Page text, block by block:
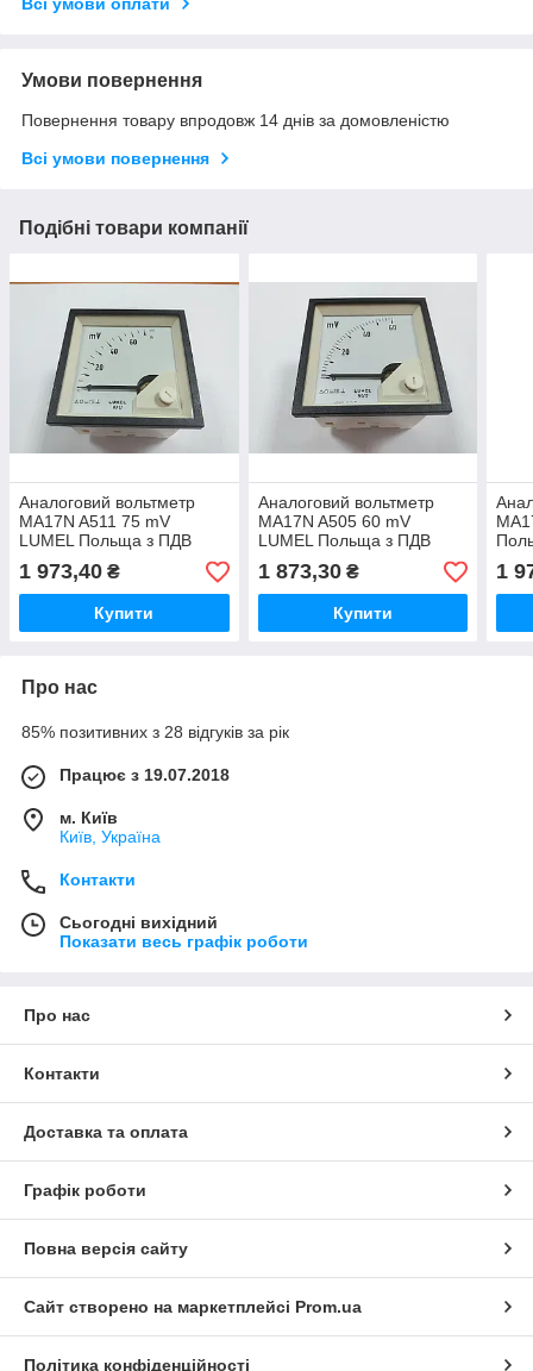
Умови повернення
Повернення товару впродовж 14 днів за домовленістю
Всі умови повернення
Подібні товари компанії
Аналоговий вольтметр
MA17N A511 75 mV
LUMEL Польща з ПДВ
1 973,40 ₴
Купити
Аналоговий вольтметр
MA17N A505 60 mV
LUMEL Польща з ПДВ
1 873,30₴
Купити
1
Про нас
85% позитивних з 28 відгуків за рік
Працює з 19.07.2018
м. Київ
Київ, Україна
Контакти
Сьогодні вихідний
Показати весь графік роботи
Про нас
Контакти
Доставка та оплата
Графік роботи
Повна версія сайту
Сайт створено на маркетплейсі Prom.ua
Політика конфіденційності